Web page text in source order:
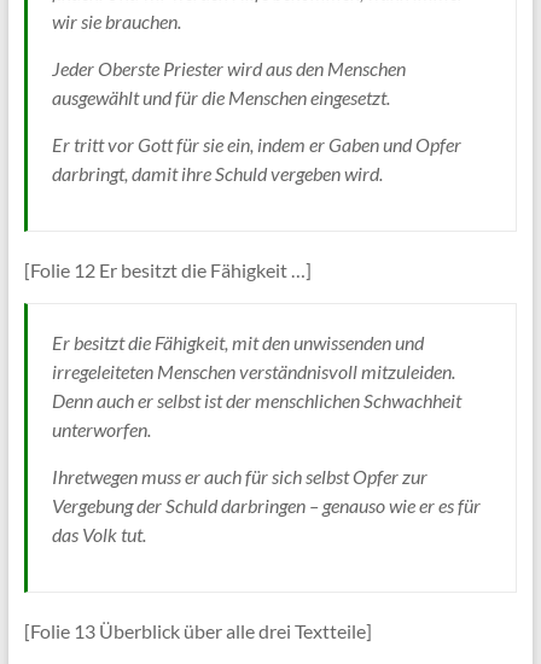
wir sie brauchen.
Jeder Oberste Priester wird aus den Menschen
ausgewählt und für die Menschen eingesetzt.
Er tritt vor Gott für sie ein, indem er Gaben und Opfer
darbringt, damit ihre Schuld vergeben wird.
[Folie 12 Er besitzt die Fähigkeit …]
Er besitzt die Fähigkeit, mit den unwissenden und
irregeleiteten Menschen verständnisvoll mitzuleiden.
Denn auch er selbst ist der menschlichen Schwachheit
unterworfen.
Ihretwegen muss er auch für sich selbst Opfer zur
Vergebung der Schuld darbringen – genauso wie er es für
das Volk tut.
[Folie 13 Überblick über alle drei Textteile]